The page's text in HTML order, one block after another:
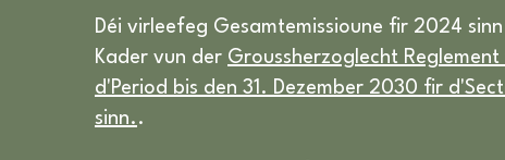
Déi virleefeg Gesamtemissioune fir 2024
Kader vun der Groussherzoglecht
d'Period bis den 31. Dezember 2030 fir
sinn. .